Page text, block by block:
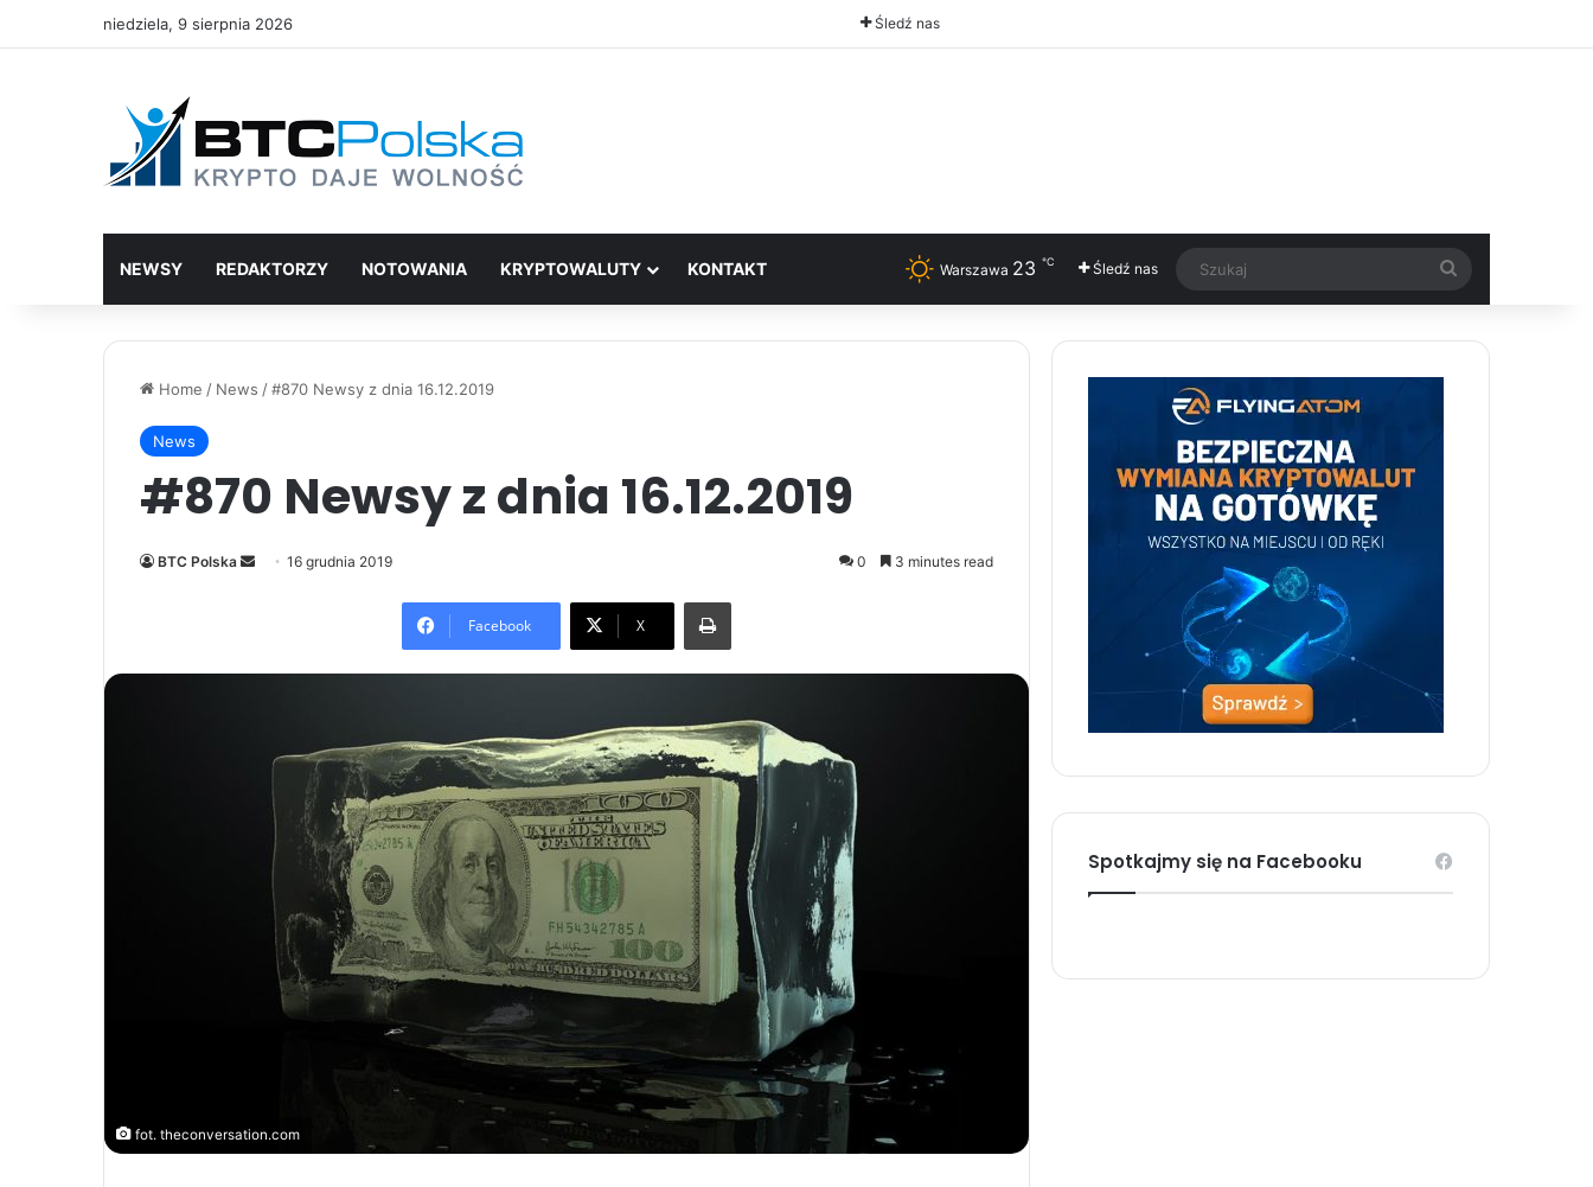
niedziela, 9 sierpnia 2026 Śledź nas
NEWSY REDAKTORZY NOTOWANIA KRYPTOWALUTY KONTAKT Warszawa 23 ℃ Śledź nas
Home / News /#870 Newsy z dnia 16.12.2019
News
#870 Newsy z dnia 16.12.2019
BTC Polska
Send16 grudnia 2019 0 3 minutes read
Facebook X
Print
fot. theconversation.com
Spotkajmy się na Facebooku